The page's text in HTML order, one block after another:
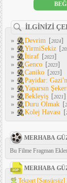
İLGİNİZİ
»
Devrim [2024]
»
YirmiSekiz [
»
İtiraf [2023]
»
Genco [2023]
»
Caniko [2023]
»
Payidar:
»
Yaparsın
»
Bekleyiş [2021]
»
Duru Olmak [
»
Kolej Havası [
MERHABA
Bu Filme Fragman
MERHABA
Tekpart [Sansürsüz]